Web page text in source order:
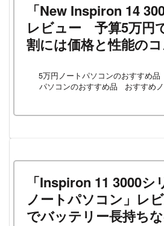
「New Inspiron 14
レビュー 予算5万円
割には価格と性能の
商品だけど、独特な
デルの代表的な14型
ン！
5万円ノートパソコンのおすすめ品
パソコンのおすすめ品
おすすめ
「Inspiron 11 3000シ
ノートパソコン」レ
でバッテリー長持ち